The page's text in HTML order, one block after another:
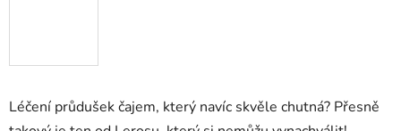
Léčení průdušek čajem, který navíc skvěle chutná? Přesně